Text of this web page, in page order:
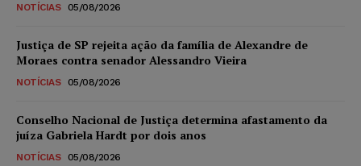
NOTÍCIAS 05/08/2026
Justiça de SP rejeita ação da família de Alexandre de
Moraes contra senador Alessandro Vieira
NOTÍCIAS 05/08/2026
Conselho Nacional de Justiça determina afastamento da
juíza Gabriela Hardt por dois anos
NOTÍCIAS 05/08/2026